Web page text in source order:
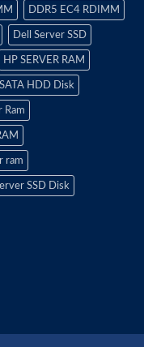
DDR5 EC4 RDIMM
Dell Server SSD
HP SERVER RAM
HDD Disk
Ram
ram
SSD Disk